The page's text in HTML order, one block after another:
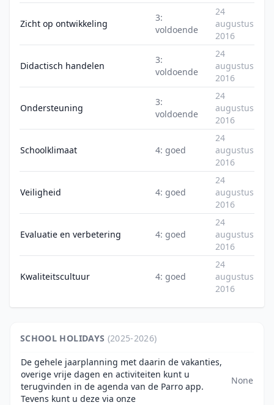
Zicht op ontwikkeling
3:
voldoende
24
augustus
2016
Didactisch handelen
3:
voldoende
24
augustus
2016
Ondersteuning
3:
voldoende
24
augustus
2016
Schoolklimaat 4: goed
24
augustus
2016
Veiligheid 4: goed
24
augustus
2016
Evaluatie en verbetering 4: goed
24
augustus
2016
Kwaliteitscultuur 4: goed
24
augustus
2016
SCHOOL HOLIDAYS (2025-2026)
De gehele jaarplanning met daarin de vakanties,
overige vrije dagen en activiteiten kunt u
terugvinden in de agenda van de Parro app.
Tevens kunt u deze via onze
None